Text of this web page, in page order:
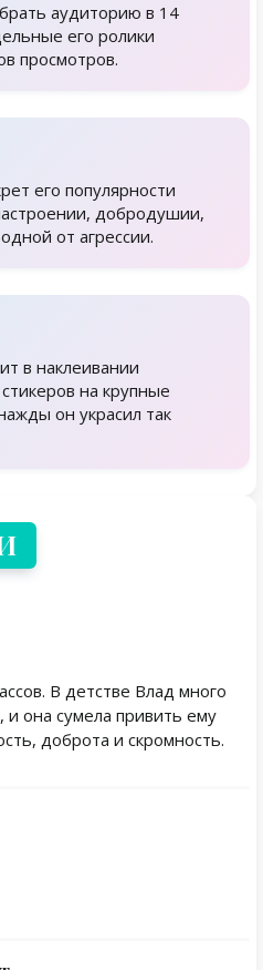
аудиторию в 14
его ролики
просмотров.
его популярности
добродушии,
от агрессии.
в наклеивании
на крупные
он украсил так
В детстве Влад много
она сумела привить ему
доброта и скромность.